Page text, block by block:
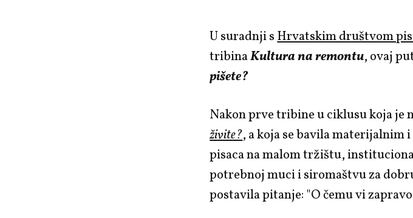
U suradnji sHrvatskim društvom
tribinaKultura na remontu, ovaj
pišete?
Nakon prve tribine u ciklusu koja je
živite?, a koja se bavila
pisaca na malom tržištu,
potrebnoj muci i siromaštvu za
postavila pitanje: "O čemu vi